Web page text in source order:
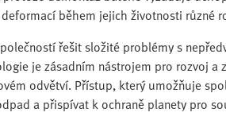
během jejich životnosti různé
řešit složité problémy s
je zásadním nástrojem pro rozvoj
odvětví. Přístup, který umožňuje
a přispívat k ochraně planety pro